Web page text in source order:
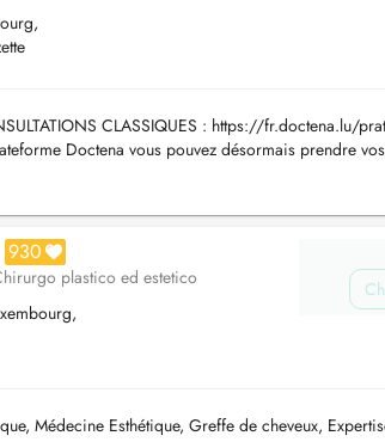
CLASSIQUES : https://fr.doctena.lu/
Doctena vous pouvez désormais prendre
Cela vous permet de choisir vos...
930
plastico ed estetico
Médecine Esthétique, Greffe de cheveux,